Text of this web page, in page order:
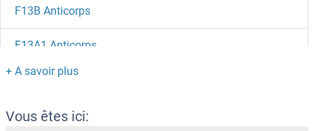
F13B Anticorps
F13A1 Anticorps
F12 Anticorps
F11R Anticorps
Vous êtes ici: